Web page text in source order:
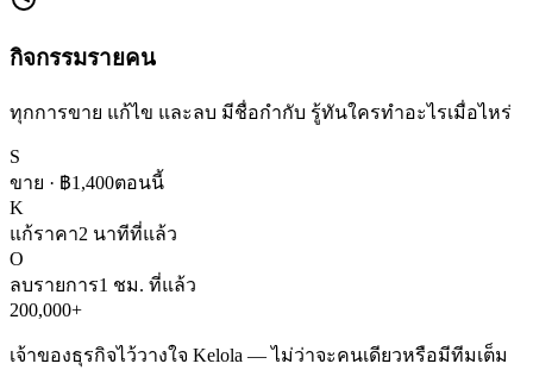
กิจกรรมรายคน
ทุกการขาย แก้ไข และลบ มีชื่อกำกับ รู้ทันใครทำอะไรเมื่อไหร่
S
ขาย · ฿1,400ตอนนี้
K
แก้ราคา2 นาทีที่แล้ว
O
ลบรายการ1 ชม. ที่แล้ว
200,000+
เจ้าของธุรกิจไว้วางใจ Kelola — ไม่ว่าจะคนเดียวหรือมีทีมเต็ม